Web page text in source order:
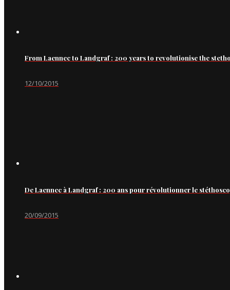
From Laennec to Landgraf : 200 years to revolutionise the
12/10/2015
De Laennec à Landgraf : 200 ans pour révolutionner le
20/09/2015